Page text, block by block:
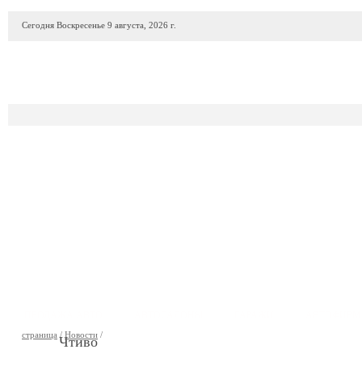
Сегодня Воскресенье 9 августа, 2026 г.
страница / Новости /
Чтиво